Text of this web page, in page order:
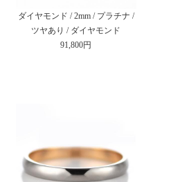
ダイヤモンド / 2mm / プラチナ /
ツヤあり / ダイヤモンド
91,800円